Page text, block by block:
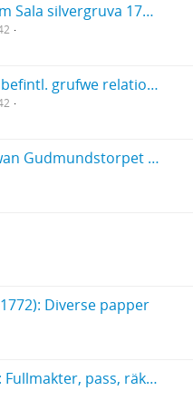
"Salberget". [Anteckningar om Sala silvergruva 1740].
Utdrag af de wid Sahlberget befintl. grufwe relationer med register.
Moberg, Mobergs försök åfwan Gudmundstorpet på stadsens utmark
Diverse papper
Funck, Carl Sten (1765-1792): Fullmakter, pass, räkenskaper, dagboksanteckningar; fadern Alexander Funcks föreskrifter om hans studier och uppfostran med mera. Brev (1780-1785, odaterad) till och från Carl Sten Funck.